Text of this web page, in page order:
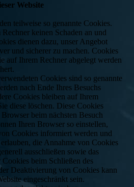
Website
teilweise so genannte Cookies.
keinen Schaden an und
dienen dazu, unser Angebot
und sicherer zu machen. Cookies
auf Ihrem Rechner abgelegt werden
Cookies sind so genannte
nach Ende Ihres Besuchs
Cookies bleiben auf Ihrem
diese löschen. Diese Cookies
beim nächsten Besuch
Ihren Browser so einstellen,
Cookies informiert werden und
die Annahme von Cookies
ausschließen sowie das
beim Schließen des
Deaktivierung von Cookies kann
eingeschränkt sein.